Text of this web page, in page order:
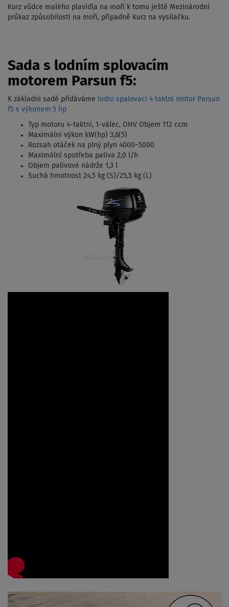
Kurz vůdce malého plavidla na moři k tomu ještě Mezinárodní
průkaz způsobilosti na moři, případně Kurz na vysílačku.
Sada s lodním splovacím
motorem Parsun f5:
K základní sadě přidáváme
lodní spalovací 4 taktní motor Parsun
f5 s výkonem 5 hp
Typ motoru 4-taktní, 1-válec, OHV Objem 112 ccm
Maximální výkon kW(hp) 3,6(5)
Rozsah otáček na plný plyn 4000~5000
Maximální spotřeba paliva 2,0 l/h
Objem palivové nádrže 1,3 l
Suchá hmotnost 24,5 kg (S)/25,5 kg (L)